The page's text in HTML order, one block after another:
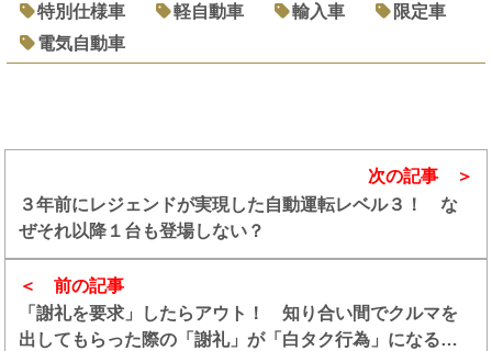
特別仕様車 軽自動車 輸入車
限定車
電気自動車
前の記事
「謝礼を要求」したらアウト！ 知り合い間でクルマを
出してもらった際の「謝礼」が「白タク行為」になる境
次の記事
３年前にレジェンドが実現した自動運転レベル３！ な
ぜそれ以降１台も登場しない？